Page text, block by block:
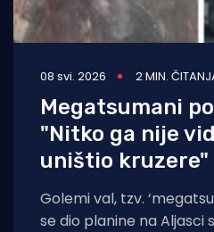
Tradicija i kultura
08 svi. 2026 2 MIN.
Megatsumani
"Nitko ga nije
uništio kruzere"
Golemi val, tzv.
se dio planine na Aljasci